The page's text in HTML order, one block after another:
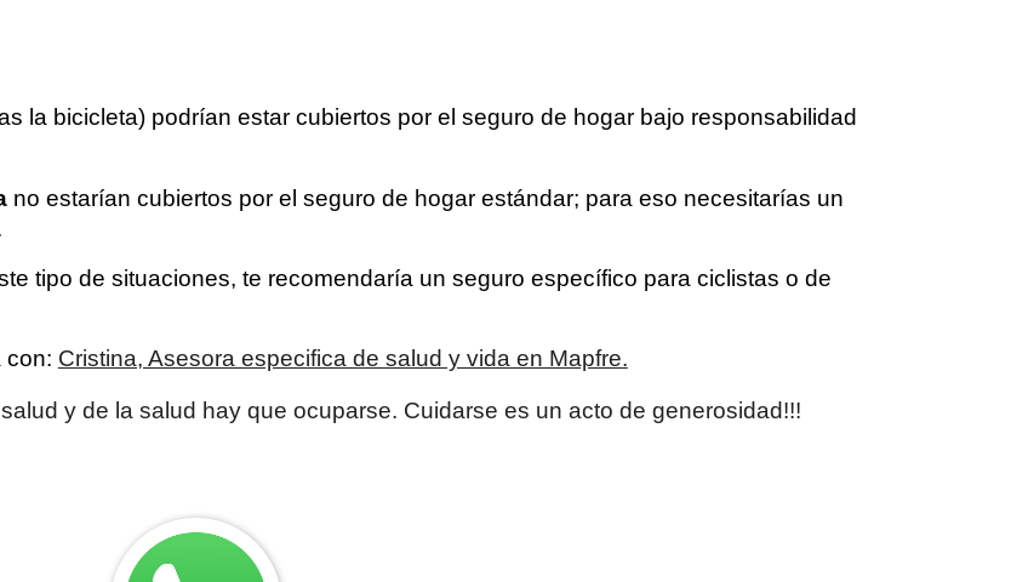
la bicicleta) podrían estar cubiertos por el seguro de hogar bajo responsabilidad
no estarían cubiertos por el seguro de hogar estándar; para eso necesitarías un
tipo de situaciones, te recomendaría un seguro específico para ciclistas o de
con: Cristina, Asesora especifica de salud y vida en Mapfre.
y de la salud hay que ocuparse. Cuidarse es un acto de generosidad!!!